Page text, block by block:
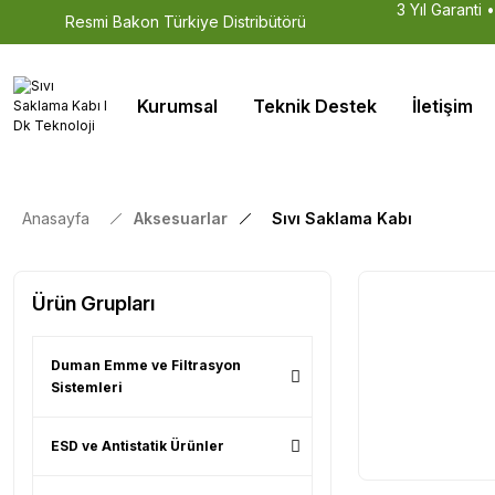
Resmi Bakon Türkiye Distribütörü
3 Yıl Garanti
Kurumsal Teknik Destek İletişim
Anasayfa Aksesuarlar Sıvı Saklama Kabı
Ürün Grupları
Duman Emme ve Filtrasyon
Sistemleri
ESD ve Antistatik Ürünler